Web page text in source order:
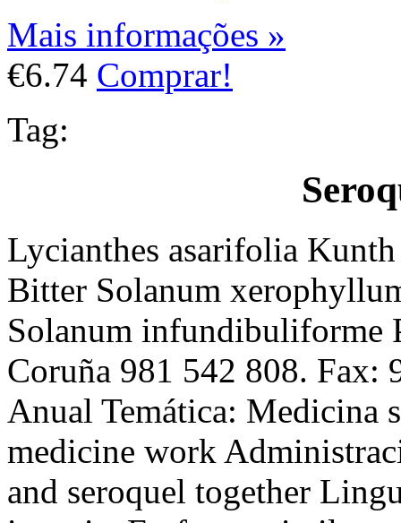
Mais informações »
€6.74 Comprar!
Tag:
Lycianthes asarifolia
Bitter Solanum
Solanum infundibuliforme
Coruña 981 542 808. Fax:
Anual Temática: Medicina
medicine work
and seroquel together